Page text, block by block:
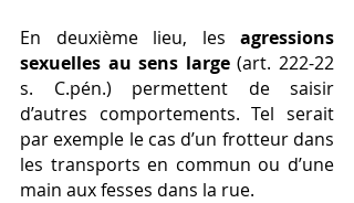
En deuxième lieu, les agressions
sexuelles au sens large (art. 222-22
s. C.pén.) permettent de saisir
d’autres comportements. Tel serait
par exemple le cas d’un frotteur dans
les transports en commun ou d’une
main aux fesses dans la rue.